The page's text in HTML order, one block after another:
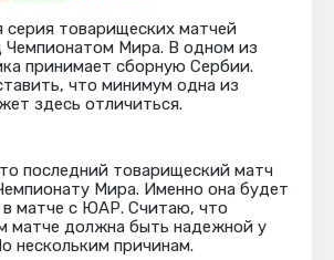
товарищеских матчей
Чемпионатом Мира. В одном из
принимает сборную Сербии.
что минимум одна из
здесь отличиться.
последний товарищеский матч
Мира. Именно она будет
в матче с ЮАР. Считаю, что
матче должна быть надежной у
нескольким причинам.